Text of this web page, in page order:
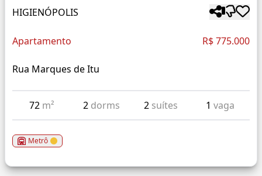
HIGIENÓPOLIS
Apartamento R$ 775.000
Rua Marques de Itu
72 m² 2 dorms 2 suítes 1 vaga
Metrô